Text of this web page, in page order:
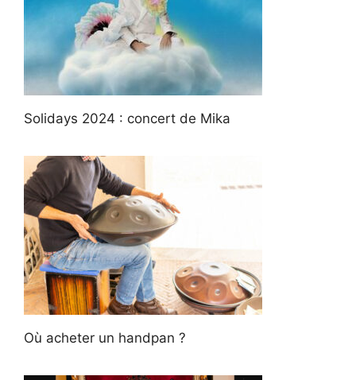
Solidays 2024 : concert de Mika
Où acheter un handpan ?